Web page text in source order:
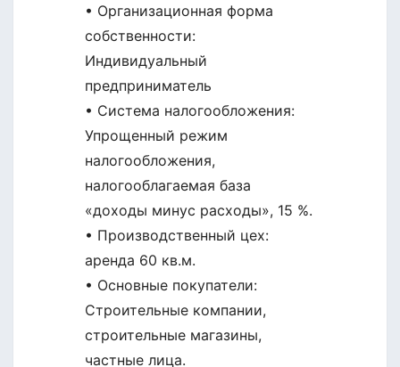
• Организационная форма
собственности:
Индивидуальный
предприниматель
• Система налогообложения:
Упрощенный режим
налогообложения,
налогооблагаемая база
«доходы минус расходы», 15 %.
• Производственный цех:
аренда 60 кв.м.
• Основные покупатели:
Строительные компании,
строительные магазины,
частные лица.